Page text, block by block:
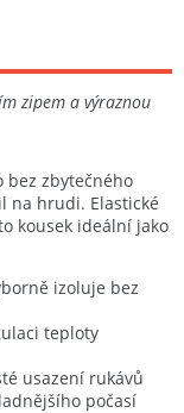
zipem a výraznou
bez zbytečného
na hrudi. Elastické
kousek ideální jako
izoluje bez
teploty
usazení rukávů
počasí